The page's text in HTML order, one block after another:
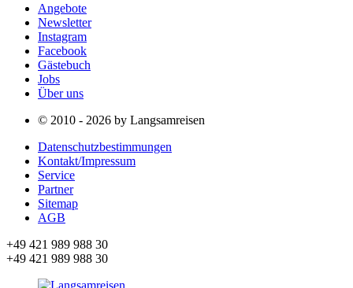
Angebote
Newsletter
Instagram
Facebook
Gästebuch
Jobs
Über uns
© 2010 - 2026 by Langsamreisen
Datenschutzbestimmungen
Kontakt/Impressum
Service
Partner
Sitemap
AGB
+49 421 989 988 30
+49 421 989 988 30